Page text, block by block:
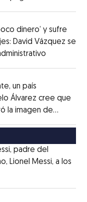
dinero’ y sufre
David Vázquez se
un país
Álvarez cree que
la imagen de
new window
padre del
Lionel Messi, a los